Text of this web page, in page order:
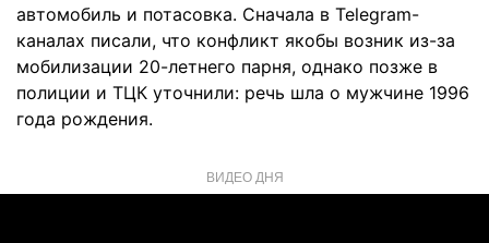
автомобиль и потасовка. Сначала в Telegram-
каналах писали, что конфликт якобы возник из-за
мобилизации 20-летнего парня, однако позже в
полиции и ТЦК уточнили: речь шла о мужчине 1996
года рождения.
ВИДЕО ДНЯ